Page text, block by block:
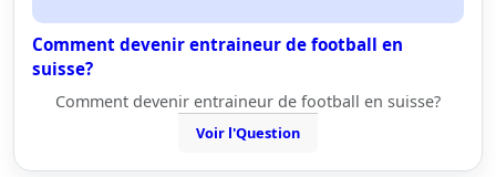
Comment devenir entraineur de football en
suisse?
Comment devenir entraineur de football en suisse?
Voir l'Question